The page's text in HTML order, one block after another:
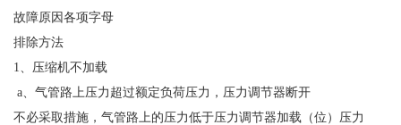
故障原因各项字母
排除方法
1、压缩机不加载
a、气管路上压力超过额定负荷压力，压力调节器断开
不必采取措施，气管路上的压力低于压力调节器加载（位）压力